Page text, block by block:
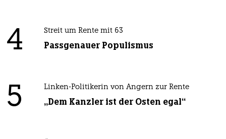
4 Streit um Rente mit 63
Passgenauer Populismus
5 Linken-Politikerin von Angern zur Rente
„Dem Kanzler ist der Osten egal“